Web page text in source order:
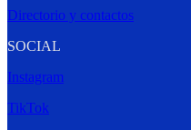
Directorio y contactos
SOCIAL
Instagram
TikTok